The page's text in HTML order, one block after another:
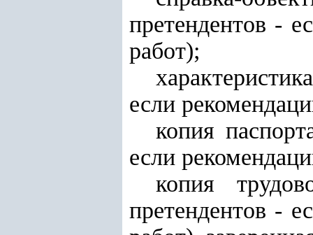
претендентов -
работ);
если
копия
если
копия
претендентов -